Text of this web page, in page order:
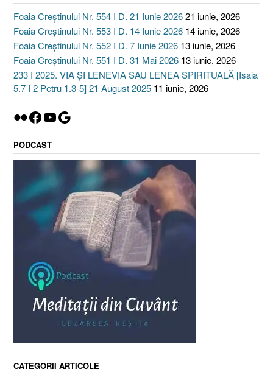
Foaia Creștinului Nr. 554 I D. 21 Iunie 202621 iunie, 2026
Foaia Creștinului Nr. 553 I D. 14 Iunie 2026 14 iunie, 2026
Foaia Creștinului Nr. 552 I D. 7 Iunie 2026 13 iunie, 2026
Foaia Creștinului Nr. 551 I D. 31 Mai 2026 13 iunie, 2026
233 I 2025. VIA ȘI LENEVIA SAU LENEA SPIRITUALĂ [Isaia
5.7 I 2 Petru 1.3-5] 21 August 2025 11 iunie, 2026
Flickr
Facebook
YouTube
Google
PODCAST
CATEGORII ARTICOLE